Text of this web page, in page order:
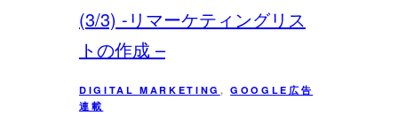
DIGITAL MARKETING , GOOGLE広告
連載